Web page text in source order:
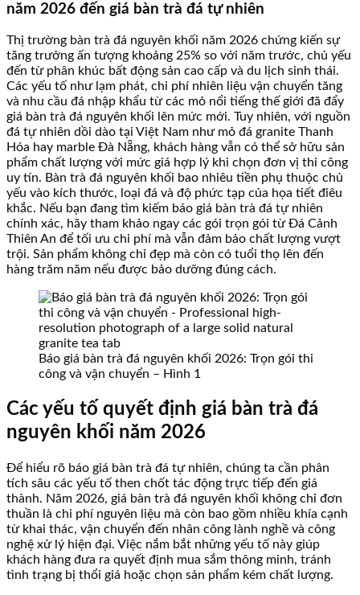
năm 2026 đến giá bàn trà đá tự nhiên
Thị trường bàn trà đá nguyên khối năm 2026 chứng kiến sự
tăng trưởng ấn tượng khoảng 25% so với năm trước, chủ yếu
đến từ phân khúc bất động sản cao cấp và du lịch sinh thái.
Các yếu tố như lạm phát, chi phí nhiên liệu vận chuyển tăng
và nhu cầu đá nhập khẩu từ các mỏ nổi tiếng thế giới đã đẩy
giá bàn trà đá nguyên khối lên mức mới. Tuy nhiên, với nguồn
đá tự nhiên dồi dào tại Việt Nam như mỏ đá granite Thanh
Hóa hay marble Đà Nẵng, khách hàng vẫn có thể sở hữu sản
phẩm chất lượng với mức giá hợp lý khi chọn đơn vị thi công
uy tín. Bàn trà đá nguyên khối bao nhiêu tiền phụ thuộc chủ
yếu vào kích thước, loại đá và độ phức tạp của họa tiết điêu
khắc. Nếu bạn đang tìm kiếm báo giá bàn trà đá tự nhiên
chính xác, hãy tham khảo ngay các gói trọn gói từ Đá Cảnh
Thiên An để tối ưu chi phí mà vẫn đảm bảo chất lượng vượt
trội. Sản phẩm không chỉ đẹp mà còn có tuổi thọ lên đến
hàng trăm năm nếu được bảo dưỡng đúng cách.
Báo giá bàn trà đá nguyên khối 2026: Trọn gói thi
công và vận chuyển – Hình 1
Các yếu tố quyết định giá bàn trà đá
nguyên khối năm 2026
Để hiểu rõ báo giá bàn trà đá tự nhiên, chúng ta cần phân
tích sâu các yếu tố then chốt tác động trực tiếp đến giá
thành. Năm 2026, giá bàn trà đá nguyên khối không chỉ đơn
thuần là chi phí nguyên liệu mà còn bao gồm nhiều khía cạnh
từ khai thác, vận chuyển đến nhân công lành nghề và công
nghệ xử lý hiện đại. Việc nắm bắt những yếu tố này giúp
khách hàng đưa ra quyết định mua sắm thông minh, tránh
tình trạng bị thổi giá hoặc chọn sản phẩm kém chất lượng.